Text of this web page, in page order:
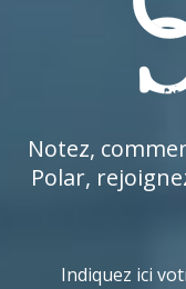
Notez,
Polar,
Indiquez ici